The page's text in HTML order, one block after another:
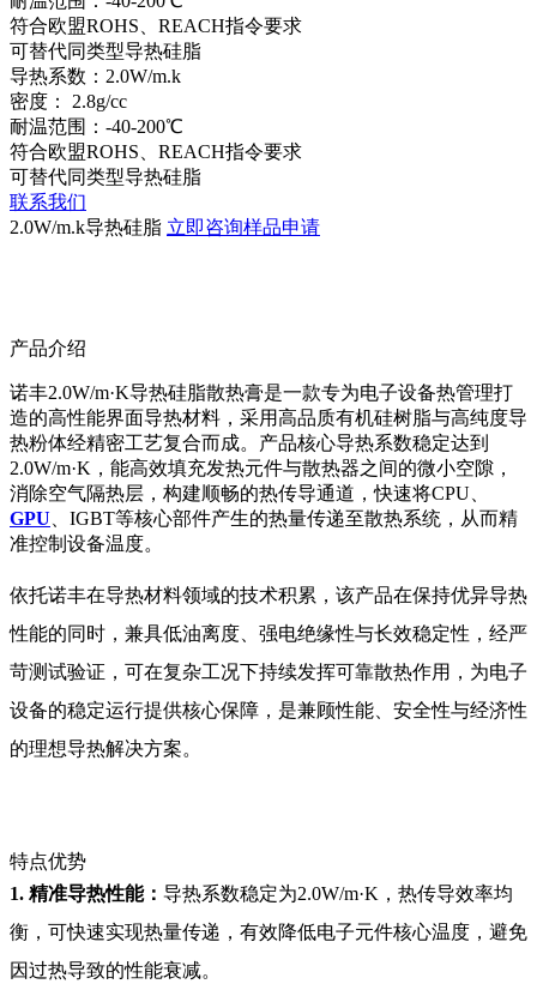
符合欧盟ROHS、REACH指令要求
可替代同类型导热硅脂
导热系数：2.0W/m.k
密度： 2.8g/cc
耐温范围：-40-200℃
符合欧盟ROHS、REACH指令要求
可替代同类型导热硅脂
联系我们
2.0W/m.k导热硅脂 立即咨询样品申请
产品介绍
诺丰2.0W/m·K导热硅脂散热膏是一款专为电子设备热管理打
造的高性能界面导热材料，采用高品质有机硅树脂与高纯度导
热粉体经精密工艺复合而成。产品核心导热系数稳定达到
2.0W/m·K，能高效填充发热元件与散热器之间的微小空隙，
消除空气隔热层，构建顺畅的热传导通道，快速将CPU、
GPU 、IGBT等核心部件产生的热量传递至散热系统，从而精
准控制设备温度。
依托诺丰在导热材料领域的技术积累，该产品在保持优异导热
性能的同时，兼具低油离度、强电绝缘性与长效稳定性，经严
苛测试验证，可在复杂工况下持续发挥可靠散热作用，为电子
设备的稳定运行提供核心保障，是兼顾性能、安全性与经济性
的理想导热解决方案。
特点优势
1. 精准导热性能： 导热系数稳定为2.0W/m·K，热传导效率均
衡，可快速实现热量传递，有效降低电子元件核心温度，避免
因过热导致的性能衰减。